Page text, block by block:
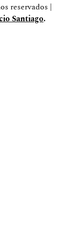
reservados |
Santiago.